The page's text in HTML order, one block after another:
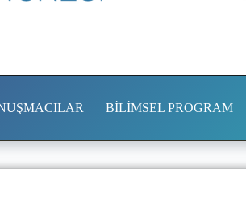
BİLİMSEL PROGRAM